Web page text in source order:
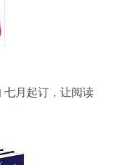
七月起订，让阅读